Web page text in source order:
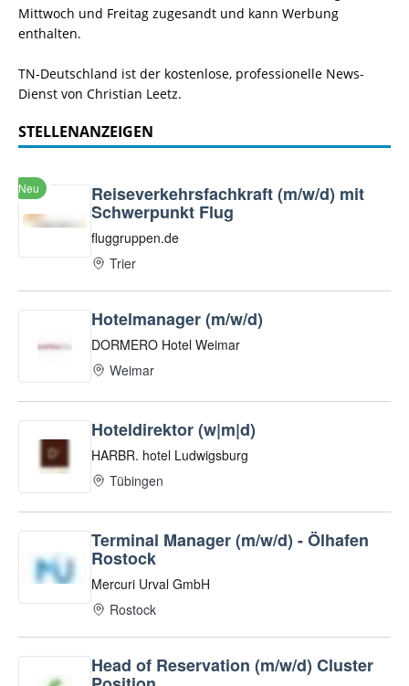
Mittwoch und Freitag zugesandt und kann Werbung
enthalten.
TN-Deutschland ist der kostenlose, professionelle News-
Dienst von Christian Leetz.
STELLENANZEIGEN